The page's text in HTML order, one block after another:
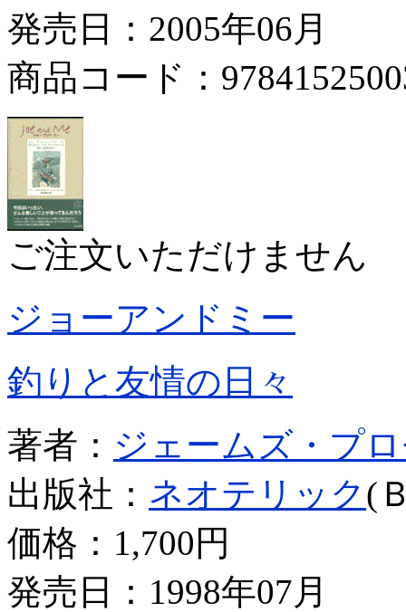
発売日：2005年06月
商品コード：
ご注文いただけません
ジョーアンドミー
釣りと友情の日々
著者： ジェームズ・プ
出版社： ネオテリック(
価格： 1,700円
発売日：1998年07月